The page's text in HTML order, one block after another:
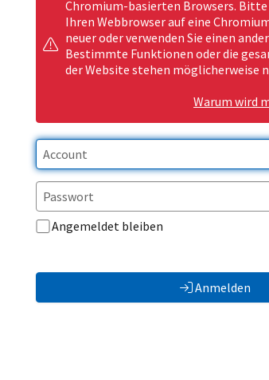
Chromium-basierten Browsers.
Ihren Webbrowser auf eine
neuer oder verwenden Sie einen
Bestimmte Funktionen oder die
der Website stehen möglicherweise
Warum wird
Angemeldet bleiben
Anmelden